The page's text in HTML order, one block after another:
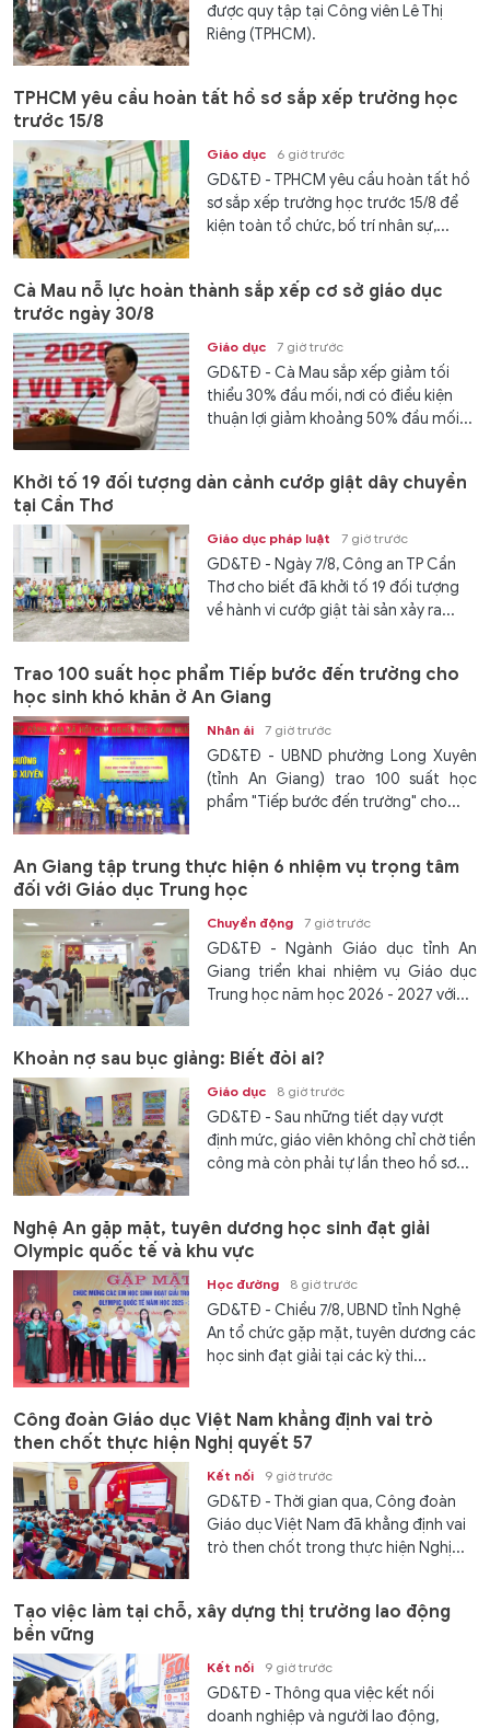
được quy tập tại Công viên Lê Thị
Riêng (TPHCM).
TPHCM yêu cầu hoàn tất hồ sơ sắp xếp trường học
trước 15/8
Giáo dục 6 giờ trước
GD&TĐ - TPHCM yêu cầu hoàn tất hồ
sơ sắp xếp trường học trước 15/8 để
kiện toàn tổ chức, bố trí nhân sự,...
Cà Mau nỗ lực hoàn thành sắp xếp cơ sở giáo dục
trước ngày 30/8
Giáo dục 7 giờ trước
GD&TĐ - Cà Mau sắp xếp giảm tối
thiểu 30% đầu mối, nơi có điều kiện
thuận lợi giảm khoảng 50% đầu mối...
Khởi tố 19 đối tượng dàn cảnh cướp giật dây chuyền
tại Cần Thơ
Giáo dục pháp luật 7 giờ trước
GD&TĐ - Ngày 7/8, Công an TP Cần
Thơ cho biết đã khởi tố 19 đối tượng
về hành vi cướp giật tài sản xảy ra...
Trao 100 suất học phẩm Tiếp bước đến trường cho
học sinh khó khăn ở An Giang
Nhân ái 7 giờ trước
GD&TĐ - UBND phường Long Xuyên
(tỉnh An Giang) trao 100 suất học
phẩm "Tiếp bước đến trường" cho...
An Giang tập trung thực hiện 6 nhiệm vụ trọng tâm
đối với Giáo dục Trung học
Chuyển động 7 giờ trước
GD&TĐ - Ngành Giáo dục tỉnh An
Giang triển khai nhiệm vụ Giáo dục
Trung học năm học 2026 - 2027 với...
Khoản nợ sau bục giảng: Biết đòi ai?
Giáo dục 8 giờ trước
GD&TĐ - Sau những tiết dạy vượt
định mức, giáo viên không chỉ chờ tiền
công mà còn phải tự lần theo hồ sơ...
Nghệ An gặp mặt, tuyên dương học sinh đạt giải
Olympic quốc tế và khu vực
Học đường 8 giờ trước
GD&TĐ - Chiều 7/8, UBND tỉnh Nghệ
An tổ chức gặp mặt, tuyên dương các
học sinh đạt giải tại các kỳ thi...
Công đoàn Giáo dục Việt Nam khẳng định vai trò
then chốt thực hiện Nghị quyết 57
Kết nối 9 giờ trước
GD&TĐ - Thời gian qua, Công đoàn
Giáo dục Việt Nam đã khẳng định vai
trò then chốt trong thực hiện Nghị...
Tạo việc làm tại chỗ, xây dựng thị trường lao động
bền vững
Kết nối 9 giờ trước
GD&TĐ - Thông qua việc kết nối
doanh nghiệp và người lao động,